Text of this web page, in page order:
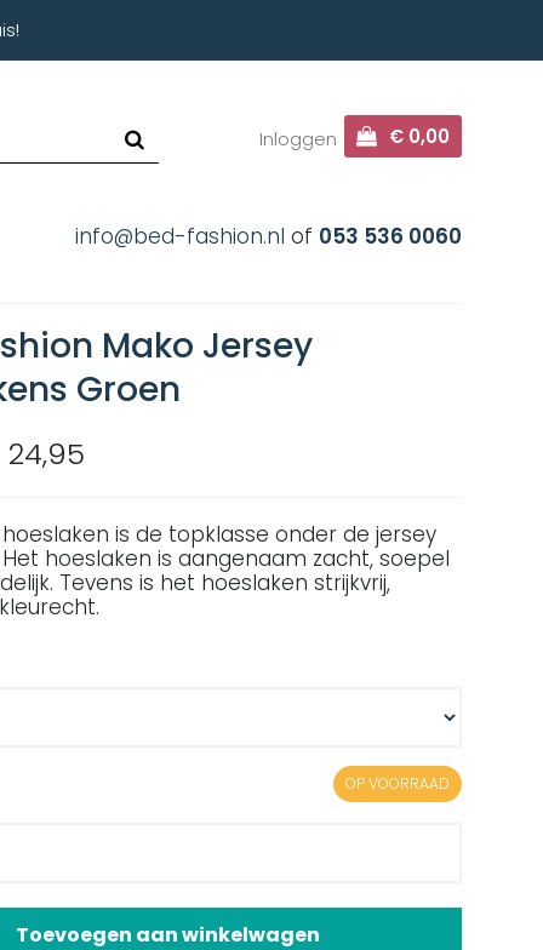
Inloggen € 0,00
info@bed-fashion.nl of 053 536 0060
Mako Jersey
Groen
is de topklasse onder de jersey
hoeslaken is aangenaam zacht, soepel
Tevens is het hoeslaken strijkvrij,
OP VOORRAAD
Toevoegen aan winkelwagen